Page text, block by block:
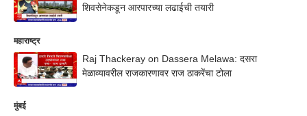
शिवसेनेकडून आरपारच्या लढाईची तयारी
महाराष्ट्र
Raj Thackeray on Dassera Melawa: दसरा
मेळाव्यावरील राजकारणावर राज ठाकरेंचा टोला
मुंबई